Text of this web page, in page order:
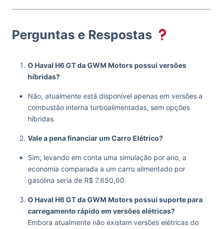
Perguntas e Respostas
O Haval H6 GT da GWM Motors possui versões
híbridas?
Não, atualmente está disponível apenas em versões a
combustão interna turboalimentadas, sem opções
híbridas.
Vale a pena financiar um Carro Elétrico?
Sim, levando em conta uma simulação por ano, a
economia comparada a um carro alimentado por
gasolina seria de R$ 7.650,00.
O Haval H6 GT da GWM Motors possui suporte para
carregamento rápido em versões elétricas?
Embora atualmente não existam versões elétricas do